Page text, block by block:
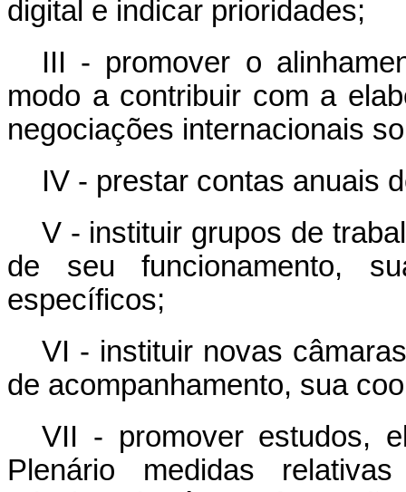
digital e indicar prioridades;
III - promover o
modo a contribuir com a
negociações internacionais
IV - prestar contas anuais
V - instituir grupos de
de seu funcionamento,
específicos;
VI - instituir novas
de acompanhamento, sua
VII - promover estudos,
Plenário medidas